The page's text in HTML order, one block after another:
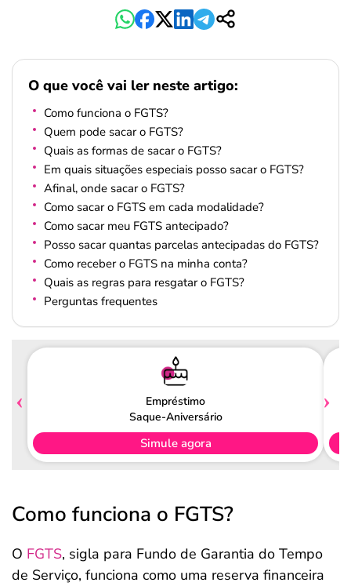
O que você vai ler neste artigo:
Como funciona o FGTS?
Quem pode sacar o FGTS?
Quais as formas de sacar o FGTS?
Em quais situações especiais posso sacar o FGTS?
Afinal, onde sacar o FGTS?
Como sacar o FGTS em cada modalidade?
Como sacar meu FGTS antecipado?
Posso sacar quantas parcelas antecipadas do FGTS?
Como receber o FGTS na minha conta?
Quais as regras para resgatar o FGTS?
Perguntas frequentes
Empréstimo
Saque-Aniversário
Simule agora
Como funciona o FGTS?
O FGTS, sigla para Fundo de Garantia do Tempo
de Serviço, funciona como uma reserva financeira